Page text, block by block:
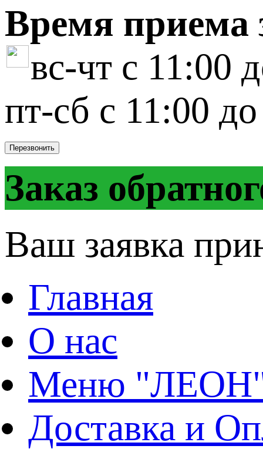
Время приема
вс-чт с 11:00
пт-сб с 11:00
Перезвонить
Заказ
Ваш заявка
Главная
О нас
Меню
Доставка и